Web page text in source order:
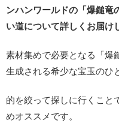
ンハンワールドの「爆鎚竜
い道について詳しくお届け
素材集めで必要となる「爆
生成される希少な宝玉のひ
的を絞って探しに行くこと
めオススメです。